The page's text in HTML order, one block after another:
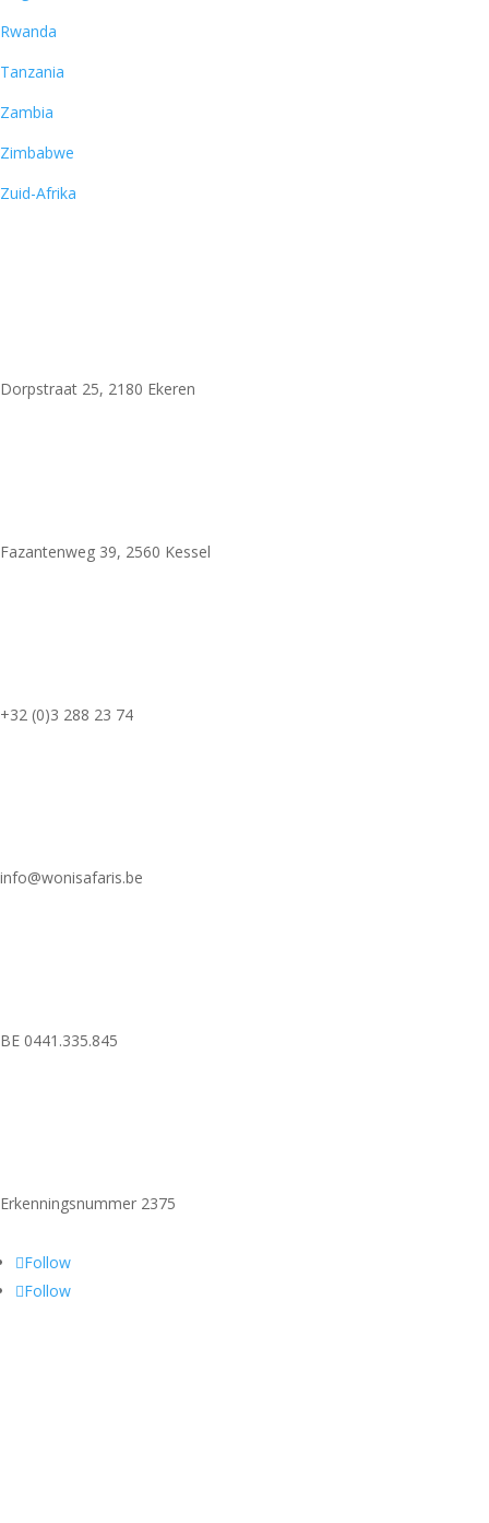
Rwanda
Tanzania
Zambia
Zimbabwe
Zuid-Afrika
Dorpstraat 25, 2180 Ekeren
Fazantenweg 39, 2560 Kessel
+32 (0)3 288 23 74
info@wonisafaris.be
BE 0441.335.845
Erkenningsnummer 2375
Follow
Follow